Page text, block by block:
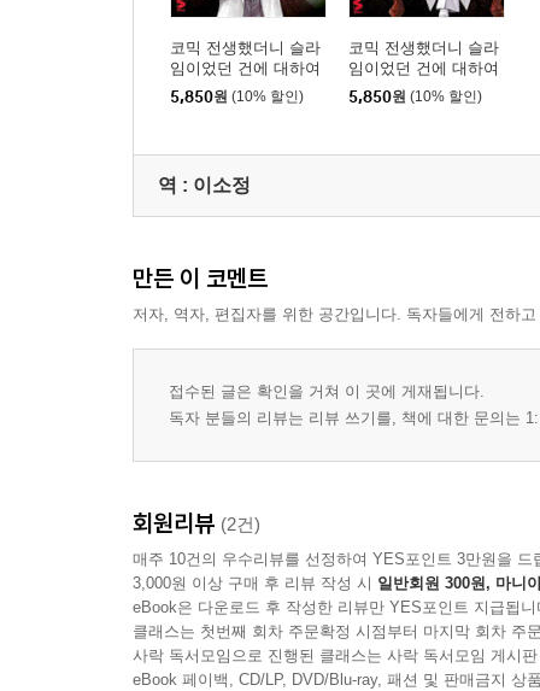
코믹 전생했더니 슬라
임이었던 건에 대하여
클레이만 REVENGE 2
5,850원 (10% 할인)
코믹 전생했더니 슬라
임이었던 건에 대하여
클레이만 REVENGE 1
5,850원 (10% 할인)
역 : 이소정
만든 이 코멘트
저자, 역자, 편집자를 위한 공간입니다. 독자들에게 전하
접수된 글은 확인을 거쳐 이 곳에 게재됩니다.
독자 분들의 리뷰는 리뷰 쓰기를, 책에 대한 문의는
회원리뷰 (2건)
매주 10건의 우수리뷰를 선정하여 YES포인트 3만원을 드
3,000원 이상 구매 후 리뷰 작성 시 일반회원 300원, 마니
eBook은 다운로드 후 작성한 리뷰만 YES포인트 지급됩니
클래스는 첫번째 회차 주문확정 시점부터 마지막 회차 주
사락 독서모임으로 진행된 클래스는 사락 독서모임 게시
eBook 페이백, CD/LP, DVD/Blu-ray, 패션 및 판매금지 상